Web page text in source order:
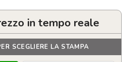
in tempo reale
SCEGLIERE LA STAMPA